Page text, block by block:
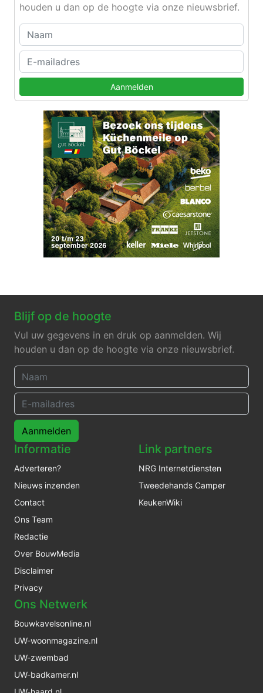
houden u dan op de hoogte via onze nieuwsbrief.
Aanmelden
Blijf op de hoogte
Vul uw gegevens in en druk op aanmelden. Wij
houden u dan op de hoogte via onze nieuwsbrief.
Aanmelden
Informatie
Adverteren?
Nieuws inzenden
Contact
Ons Team
Redactie
Over BouwMedia
Disclaimer
Privacy
Link partners
NRG Internetdiensten
Tweedehands Camper
KeukenWiki
Ons Netwerk
Bouwkavelsonline.nl
UW-woonmagazine.nl
UW-zwembad
UW-badkamer.nl